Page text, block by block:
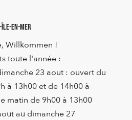
Île-en-Mer
Willkommen !
toute l'année :
23 aout : ouvert du
à 13h00 et de 14h00 à
matin de 9h00 à 13h00
au dimanche 27